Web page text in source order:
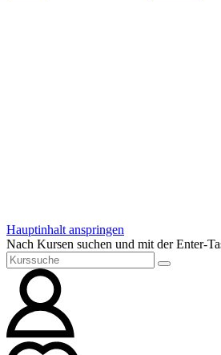
Hauptinhalt anspringen
Nach Kursen suchen und mit der Enter-